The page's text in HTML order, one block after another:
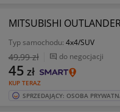
MITSUBISHI
Typ samochodu: 4x4/SUV
49,99 zł do negocjacji
KUP TERAZ
45 zł
SPRZEDAJĄCY: OSOBA